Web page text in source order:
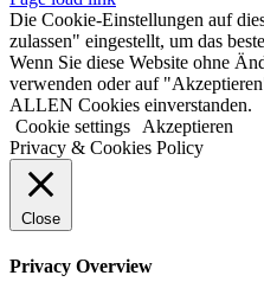
Die Cookie-Einstellungen auf
zulassen" eingestellt, um das
Wenn Sie diese Website ohne
verwenden oder auf
ALLEN Cookies einverstanden.
Cookie settings
Akzeptieren
Privacy & Cookies Policy
Close
Privacy Overview